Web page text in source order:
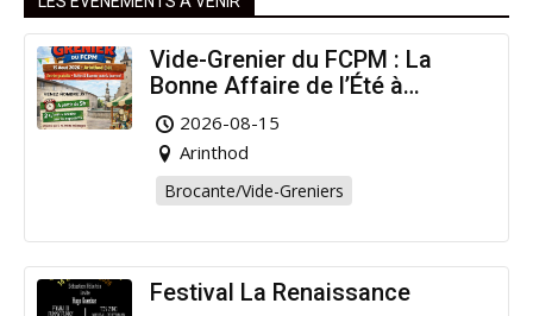
Vide-Grenier du FCPM : La
Bonne Affaire de l’Été à
Arinthod !
2026-08-15
Arinthod
Brocante/Vide-Greniers
Festival La Renaissance